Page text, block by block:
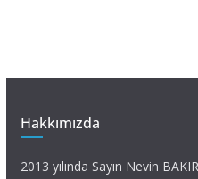
Hakkımızda
2013 yılında Sayın Nevin